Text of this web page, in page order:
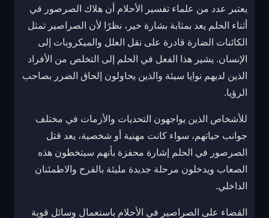
يعتبر عدد من علماء تفسير الأحلام أن هلاك الصرصور في
أثناء الحلم يعد بمثابة بشارة خير، نظرًا لأن الصراصير تمثل
الكائنات الضارة قادرة على نقل العلل والميكروبات إلى
الإنسان. يشير هذا الفعل في الحلم إلى التخلص من الأفراد
الذين لديهم نوايا سيئة والذين يحاولون إلحاق الضرر بصاحب
الرؤيا.
للأشخاص الذين يواجهون التحديات والأزمات في مختلف
جوانب حياتهم، سواء كانت مهنية أو شخصية، يعد قتل
الصرصور في الحلم إشارة محفزة بأنهم سيتخطون هذه
الصعاب ويدخلون مرحلة جديدة مليئة بالفرح والاطمئنان
الداخلي.
القضاء على الصراصير في الأحلام باستعمال وسائل قوية